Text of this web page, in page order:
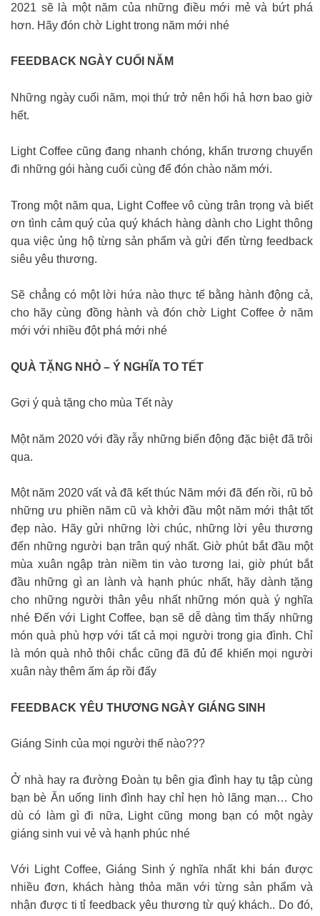
2021 sẽ là một năm của những điều mới mẻ và bứt phá
hơn. Hãy đón chờ Light trong năm mới nhé
FEEDBACK NGÀY CUỐI NĂM
Những ngày cuối năm, mọi thứ trở nên hối hả hơn bao giờ
hết.
Light Coffee cũng đang nhanh chóng, khẩn trương chuyển
đi những gói hàng cuối cùng để đón chào năm mới.
Trong một năm qua, Light Coffee vô cùng trân trọng và biết
ơn tình cảm quý của quý khách hàng dành cho Light thông
qua việc ủng hộ từng sản phẩm và gửi đến từng feedback
siêu yêu thương.
Sẽ chẳng có một lời hứa nào thực tế bằng hành động cả,
cho hãy cùng đồng hành và đón chờ Light Coffee ở năm
mới với nhiều đột phá mới nhé
QUÀ TẶNG NHỎ – Ý NGHĨA TO TẾT
Gợi ý quà tặng cho mùa Tết này
Một năm 2020 với đầy rẫy những biến động đặc biệt đã trôi
qua.
Một năm 2020 vất vả đã kết thúc Năm mới đã đến rồi, rũ bỏ
những ưu phiền năm cũ và khởi đầu một năm mới thật tốt
đẹp nào. Hãy gửi những lời chúc, những lời yêu thương
đến những người bạn trân quý nhất. Giờ phút bắt đầu một
mùa xuân ngập tràn niềm tin vào tương lai, giờ phút bắt
đầu những gì an lành và hạnh phúc nhất, hãy dành tặng
cho những người thân yêu nhất những món quà ý nghĩa
nhé Đến với Light Coffee, bạn sẽ dễ dàng tìm thấy những
món quà phù hợp với tất cả mọi người trong gia đình. Chỉ
là món quà nhỏ thôi chắc cũng đã đủ để khiến mọi người
xuân này thêm ấm áp rồi đấy
FEEDBACK YÊU THƯƠNG NGÀY GIÁNG SINH
Giáng Sinh của mọi người thế nào???
Ở nhà hay ra đường Đoàn tụ bên gia đình hay tụ tập cùng
bạn bè Ăn uống linh đình hay chỉ hẹn hò lãng mạn… Cho
dù có làm gì đi nữa, Light cũng mong bạn có một ngày
giáng sinh vui vẻ và hạnh phúc nhé
Với Light Coffee, Giáng Sinh ý nghĩa nhất khi bán được
nhiều đơn, khách hàng thỏa mãn với từng sản phẩm và
nhận được ti tỉ feedback yêu thương từ quý khách.. Do đó,